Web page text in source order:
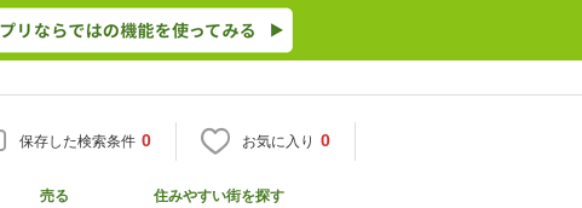
保存した検索条件 0 お気に入り 0
売る 住みやすい街を探す